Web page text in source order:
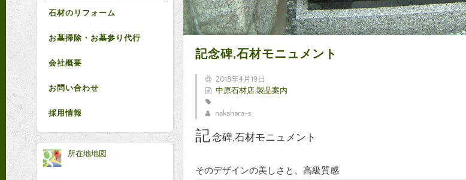
石材のリフォーム
お墓掃除・お墓参り代行
会社概要
お問い合わせ
採用情報
記念碑,石材モニュメント
2018年4月19日
中原石材店,製品案内
nakahara-s
記念碑,石材モニュメント
そのデザインの美しさと、高級質感
所在地地図